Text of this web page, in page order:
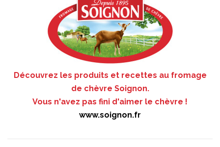
Découvrez les produits et recettes au fromage
de chèvre Soignon.
Vous n'avez pas fini d'aimer le chèvre !
www.soignon.fr